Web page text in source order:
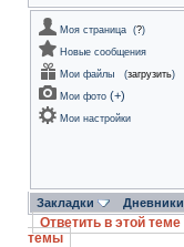
Моя страница (?)
Новые сообщения
Мои файлы
(загрузить)
Мои фото (+)
Мои настройки
Закладки Дневники
Ответить в этой теме
темы